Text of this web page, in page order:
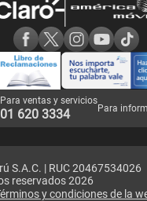
6, 6S y SE
de Tienda Claro
Para ventas y servicios
01 620 3334 Para
S.A.C. | RUC 20467534026
reservados 2026
y condiciones de la